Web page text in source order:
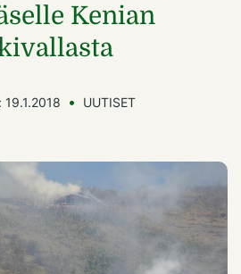
Kenian
19.1.2018 UUTISET